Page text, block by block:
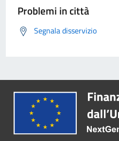
Problemi in città
Segnala disservizio